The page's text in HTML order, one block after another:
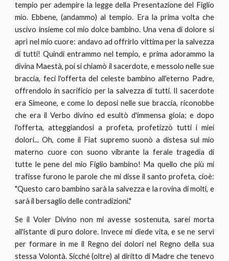
tempio per adempire la legge della Presentazione del Figlio
mio. Ebbene, (andammo) al tempio. Era la prima volta che
uscivo insieme col mio dolce bambino. Una vena di dolore si
aprì nel mio cuore: andavo ad offrirlo vittima per la salvezza
di tutti! Quindi entrammo nel tempio, e prima adorammo la
divina Maestà, poi si chiamò il sacerdote, e messolo nelle sue
braccia, feci l'offerta del celeste bambino all'eterno Padre,
offrendolo in sacrificio per la salvezza di tutti. Il sacerdote
era Simeone, e come lo deposi nelle sue braccia, riconobbe
che era il Verbo divino ed esultò d'immensa gioia; e dopo
l'offerta, atteggiandosi a profeta, profetizzò tutti i miei
dolori... Oh, come il Fiat supremo suonò a distesa sul mio
materno cuore con suono vibrante la ferale tragedia di
tutte le pene del mio Figlio bambino! Ma quello che più mi
trafisse furono le parole che mi disse il santo profeta, cioè:
"Questo caro bambino sarà la salvezza e la rovina di molti, e
sarà il bersaglio delle contradizioni."
Se il Voler Divino non mi avesse sostenuta, sarei morta
all'istante di puro dolore. Invece mi diede vita, e se ne servì
per formare in me il Regno dei dolori nel Regno della sua
stessa Volontà. Sicché (oltre) al diritto di Madre che tenevo